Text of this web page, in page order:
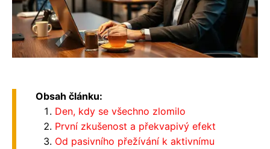
Obsah článku:
Den, kdy se všechno zlomilo
První zkušenost a překvapivý efekt
Od pasivního přežívání k aktivnímu